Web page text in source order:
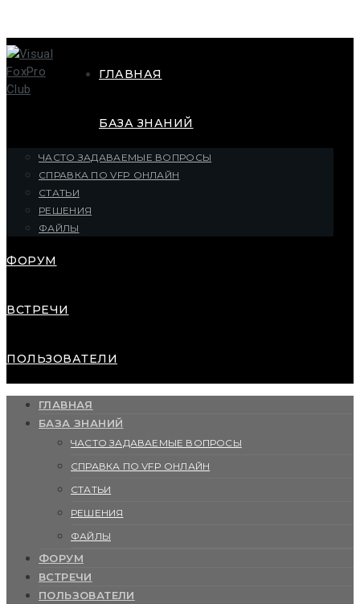
ГЛАВНАЯ
БАЗА ЗНАНИЙ
ЧАСТО ЗАДАВАЕМЫЕ ВОПРОСЫ
СПРАВКА ПО VFP ОНЛАЙН
СТАТЬИ
РЕШЕНИЯ
ФАЙЛЫ
ФОРУМ
ВСТРЕЧИ
ПОЛЬЗОВАТЕЛИ
ГЛАВНАЯ
БАЗА ЗНАНИЙ
ЧАСТО ЗАДАВАЕМЫЕ ВОПРОСЫ
СПРАВКА ПО VFP ОНЛАЙН
СТАТЬИ
РЕШЕНИЯ
ФАЙЛЫ
ФОРУМ
ВСТРЕЧИ
ПОЛЬЗОВАТЕЛИ